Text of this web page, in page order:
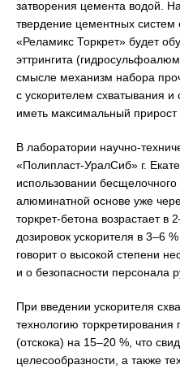
затворения цемента водой.
твердение цементных систем
«Реламикс Торкрет» будет
эттрингита
смысле механизм набора
с ускорителем схватывания
иметь максимальный прирост
В лаборатории научно-
«Полипласт-УралСиб» г.
использовании
алюминатной основе уже
торкрет-бетона возрастает
дозировок ускорителя в 3–6
говорит о высокой степени
и о безопасности персонала
При введении ускорителя
технологию
(отскока) на 15–20 %, что
целесообразности, а также